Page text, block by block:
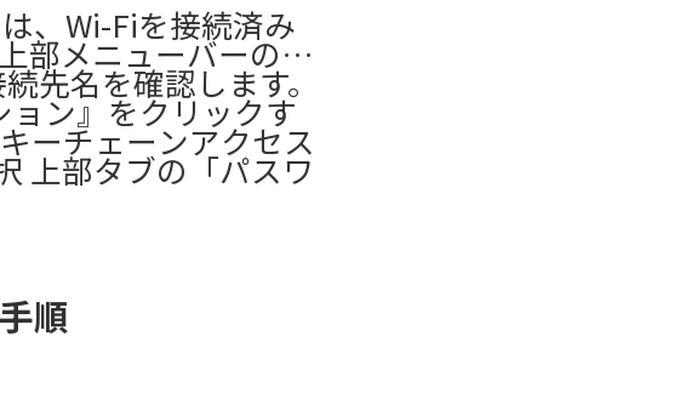
、Wi-Fiを接続済み
部メニューバーの
先名を確認します。
ン』をクリックす
ーチェーンアクセス
上部タブの「パスワ
順